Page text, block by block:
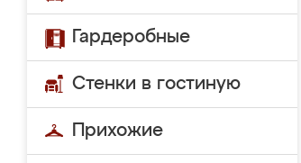
Гардеробные
Стенки в гостиную
Прихожие